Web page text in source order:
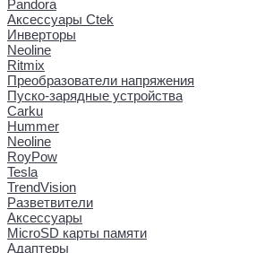
Pandora
Аксессуары Ctek
Инверторы
Neoline
Ritmix
Преобразователи напряжения
Пуско-зарядные устройства
Carku
Hummer
Neoline
RoyPow
Tesla
TrendVision
Разветвители
Аксессуары
MicroSD карты памяти
Адаптеры